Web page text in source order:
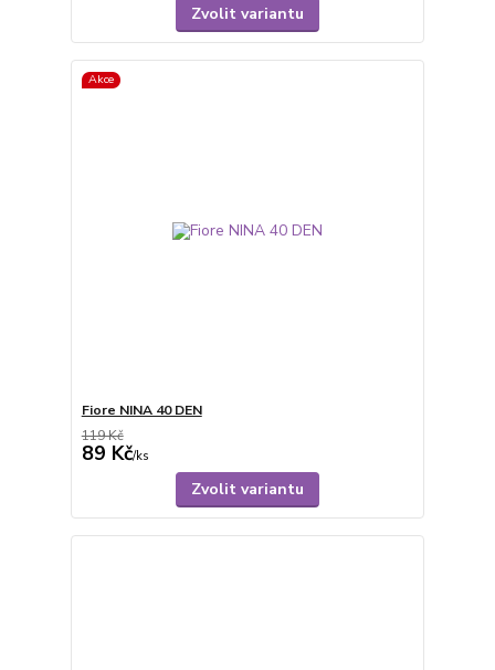
Zvolit variantu
Akce
Fiore NINA 40 DEN
119 Kč
89 Kč/ks
Zvolit variantu